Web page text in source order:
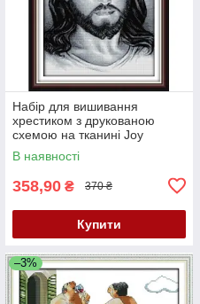
Набір для вишивання
хрестиком з друкованою
схемою на тканині Joy
Sunday Ісус (чорно-біле
видання) R277
В наявності
358,90 ₴ 370 ₴
Купити
–3%